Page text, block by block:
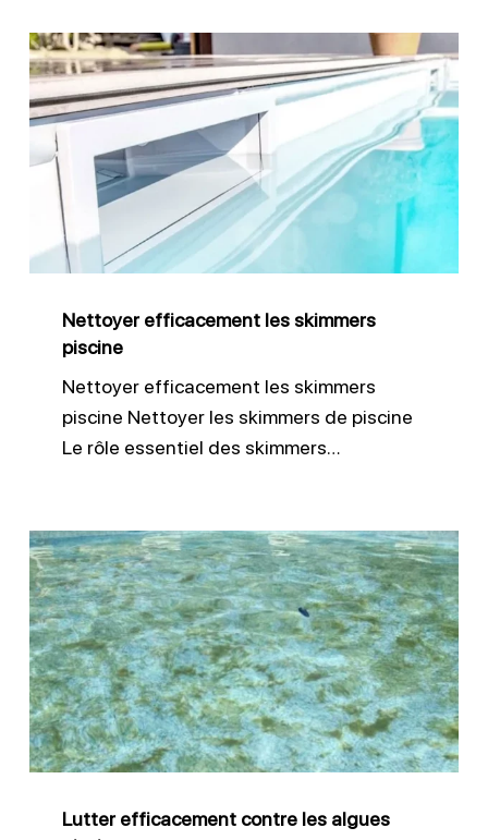
Nettoyer
efficacement
les
skimmers
piscine
Nettoyer efficacement les skimmers
piscine
Nettoyer efficacement les skimmers
piscine Nettoyer les skimmers de piscine
Le rôle essentiel des skimmers…
Lutter
efficacement
contre
les
algues
piscine
Lutter efficacement contre les algues